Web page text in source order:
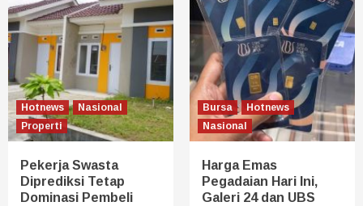
Hotnews
Nasional
Properti
Pekerja Swasta
Diprediksi Tetap
Dominasi Pembeli
Bursa
Hotnews
Nasional
Harga Emas
Pegadaian Hari Ini,
Galeri 24 dan UBS